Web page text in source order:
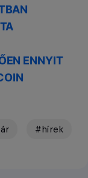
ENNYIT
#hírek